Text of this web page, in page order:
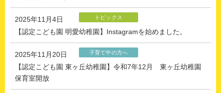
2025年11月4日 トピックス
【認定こども園 明愛幼稚園】Instagramを始めました。
2025年11月20日 子育て中の方へ
【認定こども園 東ヶ丘幼稚園】令和7年12月 東ヶ丘幼稚園
保育室開放